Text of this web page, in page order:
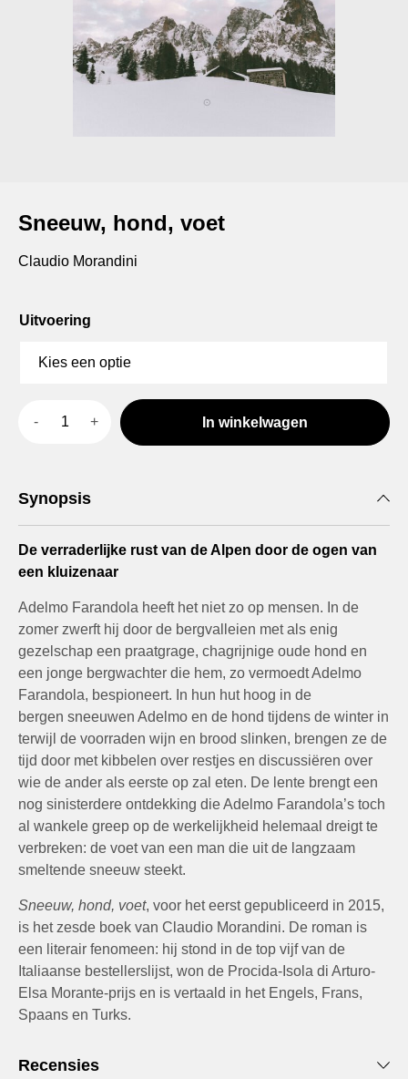
Sneeuw, hond, voet
Claudio Morandini
Uitvoering
In winkelwagen
Synopsis
De verraderlijke rust van de Alpen door de ogen van
een kluizenaar
Adelmo Farandola heeft het niet zo op mensen. In de
zomer zwerft hij door de bergvalleien met als enig
gezelschap een praatgrage, chagrijnige oude hond en
een jonge bergwachter die hem, zo vermoedt Adelmo
Farandola, bespioneert. In hun hut hoog in de
bergen sneeuwen Adelmo en de hond tijdens de winter in
terwijl de voorraden wijn en brood slinken, brengen ze de
tijd door met kibbelen over restjes en discussiëren over
wie de ander als eerste op zal eten. De lente brengt een
nog sinisterdere ontdekking die Adelmo Farandola’s toch
al wankele greep op de werkelijkheid helemaal dreigt te
verbreken: de voet van een man die uit de langzaam
smeltende sneeuw steekt.
Sneeuw, hond, voet, voor het eerst gepubliceerd in 2015,
is het zesde boek van Claudio Morandini. De roman is
een literair fenomeen: hij stond in de top vijf van de
Italiaanse bestellerslijst, won de Procida-Isola di Arturo-
Elsa Morante-prijs en is vertaald in het Engels, Frans,
Spaans en Turks.
Recensies